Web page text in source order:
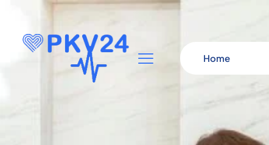
Home